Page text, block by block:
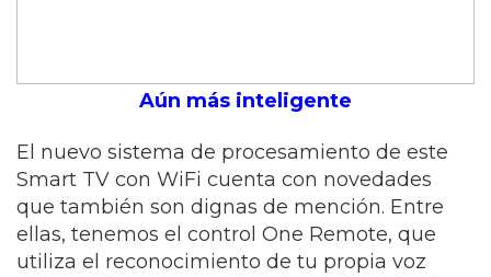
Aún más inteligente
El nuevo sistema de procesamiento de este
Smart TV con WiFi cuenta con novedades
que también son dignas de mención. Entre
ellas, tenemos el control One Remote, que
utiliza el reconocimiento de tu propia voz